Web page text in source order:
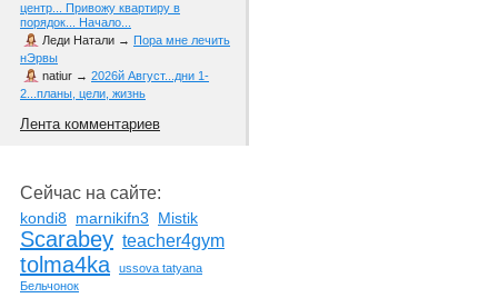
центр... Привожу квартиру в
порядок... Начало...
Леди Натали → Пора мне лечить
нЭрвы
natiur → 2026й Август...дни 1-
2...планы, цели, жизнь
Лента комментариев
Сейчас на сайте:
kondi8 marnikifn3 Mistik
Scarabey teacher4gym
tolma4ka
ussova tatyana
Бельчонок